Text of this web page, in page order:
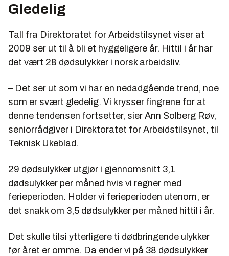
Gledelig
Tall fra Direktoratet for Arbeidstilsynet viser at
2009 ser ut til å bli et hyggeligere år. Hittil i år har
det vært 28 dødsulykker i norsk arbeidsliv.
– Det ser ut som vi har en nedadgående trend, noe
som er svært gledelig. Vi krysser fingrene for at
denne tendensen fortsetter, sier Ann Solberg Røv,
seniorrådgiver i Direktoratet for Arbeidstilsynet, til
Teknisk Ukeblad.
29 dødsulykker utgjør i gjennomsnitt 3,1
dødsulykker per måned hvis vi regner med
ferieperioden. Holder vi ferieperioden utenom, er
det snakk om 3,5 dødsulykker per måned hittil i år.
Det skulle tilsi ytterligere ti dødbringende ulykker
før året er omme. Da ender vi på 38 dødsulykker